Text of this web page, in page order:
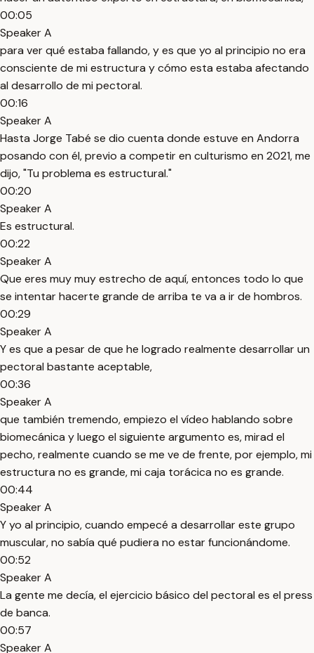
00:05
Speaker A
para ver qué estaba fallando, y es que yo al principio no era
consciente de mi estructura y cómo esta estaba afectando
al desarrollo de mi pectoral.
00:16
Speaker A
Hasta Jorge Tabé se dio cuenta donde estuve en Andorra
posando con él, previo a competir en culturismo en 2021, me
dijo, "Tu problema es estructural."
00:20
Speaker A
Es estructural.
00:22
Speaker A
Que eres muy muy estrecho de aquí, entonces todo lo que
se intentar hacerte grande de arriba te va a ir de hombros.
00:29
Speaker A
Y es que a pesar de que he logrado realmente desarrollar un
pectoral bastante aceptable,
00:36
Speaker A
que también tremendo, empiezo el vídeo hablando sobre
biomecánica y luego el siguiente argumento es, mirad el
pecho, realmente cuando se me ve de frente, por ejemplo, mi
estructura no es grande, mi caja torácica no es grande.
00:44
Speaker A
Y yo al principio, cuando empecé a desarrollar este grupo
muscular, no sabía qué pudiera no estar funcionándome.
00:52
Speaker A
La gente me decía, el ejercicio básico del pectoral es el press
de banca.
00:57
Speaker A